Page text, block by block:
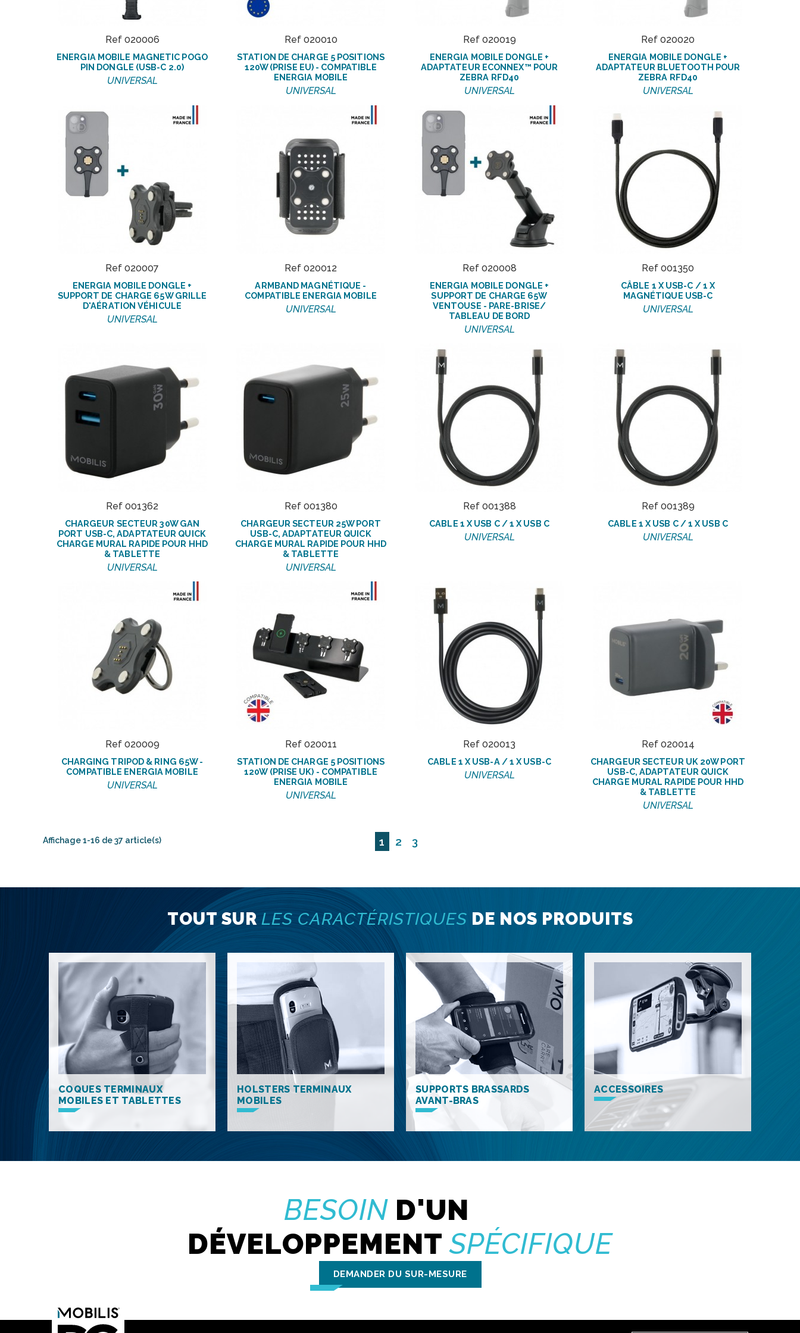
Ref 020006
ENERGIA MOBILE MAGNETIC POGO
PIN DONGLE (USB-C 2.0)
UNIVERSAL
Ref 020010
STATION DE CHARGE 5 POSITIONS
120W (PRISE EU) - COMPATIBLE
ENERGIA MOBILE
UNIVERSAL
Ref 020019
ENERGIA MOBILE DONGLE +
ADAPTATEUR ECONNEX™ POUR
ZEBRA RFD40
UNIVERSAL
Ref 020020
ENERGIA MOBILE DONGLE +
ADAPTATEUR BLUETOOTH POUR
ZEBRA RFD40
UNIVERSAL
Ref 020007
ENERGIA MOBILE DONGLE +
SUPPORT DE CHARGE 65W GRILLE
D'AÉRATION VÉHICULE
UNIVERSAL
Ref 020012
ARMBAND MAGNÉTIQUE -
COMPATIBLE ENERGIA MOBILE
UNIVERSAL
Ref 020008
ENERGIA MOBILE DONGLE +
SUPPORT DE CHARGE 65W
VENTOUSE - PARE-BRISE/
TABLEAU DE BORD
UNIVERSAL
Ref 001350
CÂBLE 1 X USB-C / 1 X
MAGNÉTIQUE USB-C
UNIVERSAL
Ref 001362
CHARGEUR SECTEUR 30W GAN
PORT USB-C, ADAPTATEUR QUICK
CHARGE MURAL RAPIDE POUR HHD
& TABLETTE
UNIVERSAL
Ref 001380
CHARGEUR SECTEUR 25W PORT
USB-C, ADAPTATEUR QUICK
CHARGE MURAL RAPIDE POUR HHD
& TABLETTE
UNIVERSAL
Ref 001388
CABLE 1 X USB C / 1 X USB C
UNIVERSAL
Ref 001389
CABLE 1 X USB C / 1 X USB C
UNIVERSAL
Ref 020009
CHARGING TRIPOD & RING 65W -
COMPATIBLE ENERGIA MOBILE
UNIVERSAL
Ref 020011
STATION DE CHARGE 5 POSITIONS
120W (PRISE UK) - COMPATIBLE
ENERGIA MOBILE
UNIVERSAL
Ref 020013
CABLE 1 X USB-A / 1 X USB-C
UNIVERSAL
Ref 020014
CHARGEUR SECTEUR UK 20W PORT
USB-C, ADAPTATEUR QUICK
CHARGE MURAL RAPIDE POUR HHD
& TABLETTE
UNIVERSAL
Affichage 1-16 de 37 article(s) 1 2 3
TOUT SUR LES CARACTÉRISTIQUES DE NOS PRODUITS
COQUES TERMINAUX
MOBILES ET TABLETTES
HOLSTERS TERMINAUX
MOBILES
SUPPORTS BRASSARDS
AVANT-BRAS
ACCESSOIRES
BESOIN D'UN
DÉVELOPPEMENTSPÉCIFIQUE
DEMANDER DU SUR-MESURE